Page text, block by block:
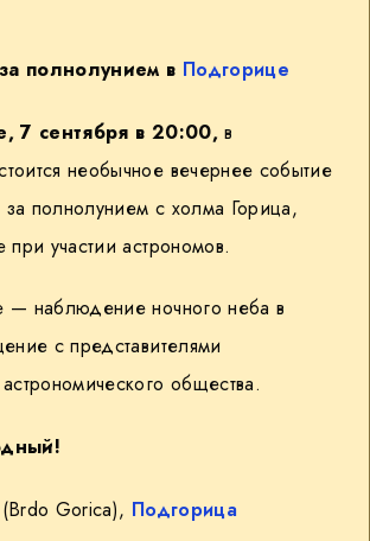
полнолунием в Подгорице
7 сентября в 20:00,в
необычное вечернее событие
полнолунием с холма Горица,
при участии астрономов.
— наблюдение ночного неба в
с представителями
общества.
Gorica), Подгорица